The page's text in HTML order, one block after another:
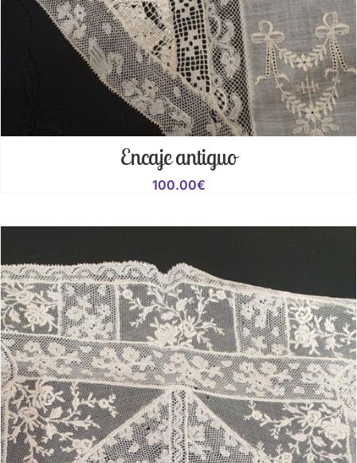
Encaje antiguo
100.00€